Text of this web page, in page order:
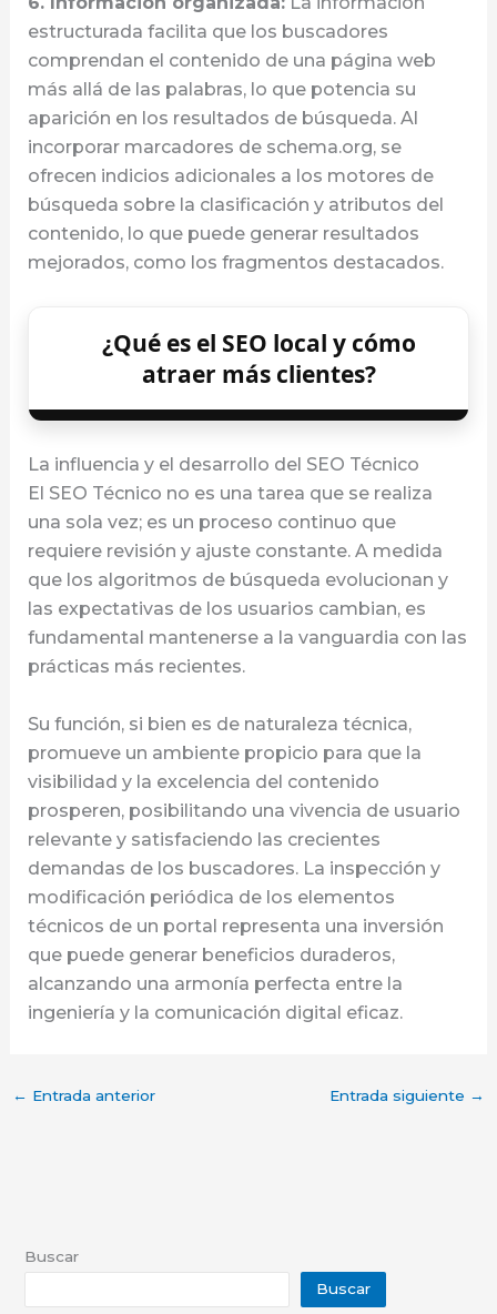
estructurada facilita que los buscadores
comprendan el contenido de una página web
más allá de las palabras, lo que potencia su
aparición en los resultados de búsqueda. Al
incorporar marcadores de schema.org, se
ofrecen indicios adicionales a los motores de
búsqueda sobre la clasificación y atributos del
contenido, lo que puede generar resultados
mejorados, como los fragmentos destacados.
¿Qué es el SEO local y cómo
atraer más clientes?
La influencia y el desarrollo del SEO Técnico
El SEO Técnico no es una tarea que se realiza
una sola vez; es un proceso continuo que
requiere revisión y ajuste constante. A medida
que los algoritmos de búsqueda evolucionan y
las expectativas de los usuarios cambian, es
fundamental mantenerse a la vanguardia con las
prácticas más recientes.
Su función, si bien es de naturaleza técnica,
promueve un ambiente propicio para que la
visibilidad y la excelencia del contenido
prosperen, posibilitando una vivencia de usuario
relevante y satisfaciendo las crecientes
demandas de los buscadores. La inspección y
modificación periódica de los elementos
técnicos de un portal representa una inversión
que puede generar beneficios duraderos,
alcanzando una armonía perfecta entre la
ingeniería y la comunicación digital eficaz.
← Entrada anterior Entrada siguiente →
Buscar
Buscar